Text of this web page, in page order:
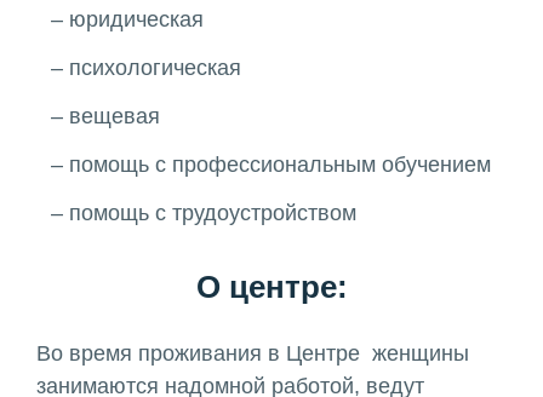
юридическая
психологическая
вещевая
помощь с профессиональным обучением
помощь с трудоустройством
О центре:
Во время проживания в Центре женщины
занимаются надомной работой, ведут